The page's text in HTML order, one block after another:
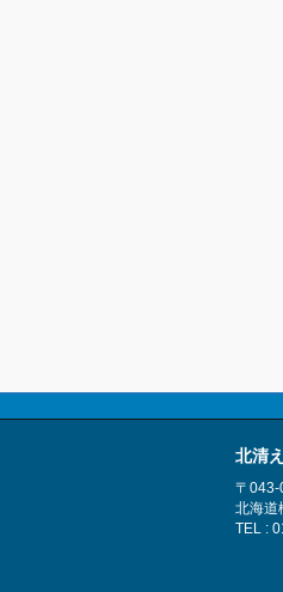
北清
〒043-
北海道
TEL :